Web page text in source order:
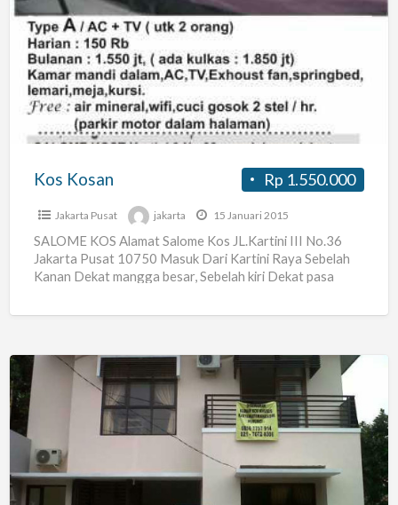
Kosan
Rp 1.550.000
Kos Kosan
Jakarta Pusat jakarta 15 Januari 2015
SALOME KOS Alamat Salome Kos JL.Kartini III No.36
Jakarta Pusat 10750 Masuk Dari Kartini Raya Sebelah
Kanan Dekat mangga besar, Sebelah kiri Dekat pasa
Kos
Wanita
Lux
Dkat
Kampus